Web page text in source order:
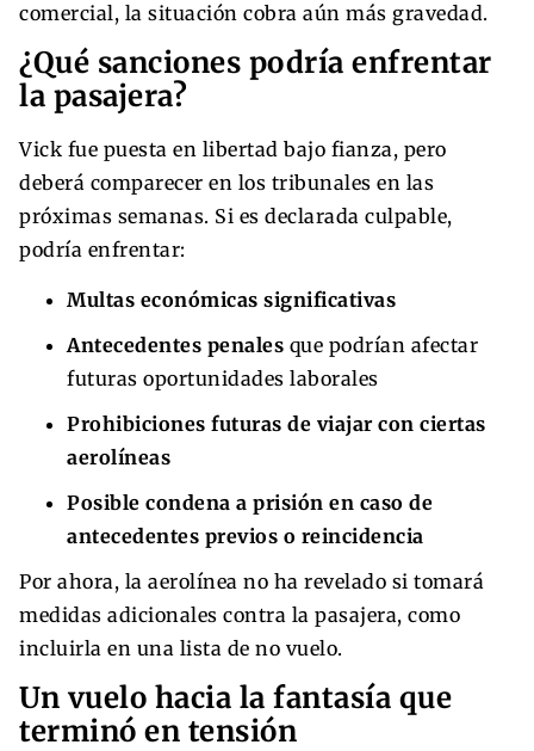
comercial, la situación cobra aún más gravedad.
¿Qué sanciones podría enfrentar
la pasajera?
Vick fue puesta en libertad bajo fianza, pero
deberá comparecer en los tribunales en las
próximas semanas. Si es declarada culpable,
podría enfrentar:
Multas económicas significativas
Antecedentes penales que podrían afectar
futuras oportunidades laborales
Prohibiciones futuras de viajar con ciertas
aerolíneas
Posible condena a prisión en caso de
antecedentes previos o reincidencia
Por ahora, la aerolínea no ha revelado si tomará
medidas adicionales contra la pasajera, como
incluirla en una lista de no vuelo.
Un vuelo hacia la fantasía que
terminó en tensión